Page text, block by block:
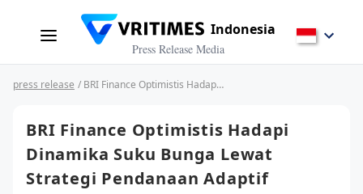
Indonesia
Press Release Media
press release / BRI Finance Optimistis Hadapi Dinamika Suku Bunga Lewat Strategi Pendanaan Adaptif
BRI Finance Optimistis Hadapi
Dinamika Suku Bunga Lewat
Strategi Pendanaan Adaptif